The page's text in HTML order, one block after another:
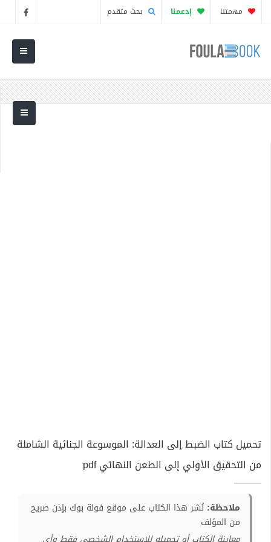
مهمتنا إدعمنا بحث متقدم
تحميل كتاب الضبط إلى العدالة: الموسوعة الجنائية الشاملة
من التحقيق الأولي إلى الطعن النهائي pdf
ملاحظة: نُشر هذا الكتاب على موقع فولة بوك بإذن صريح
من المؤلف